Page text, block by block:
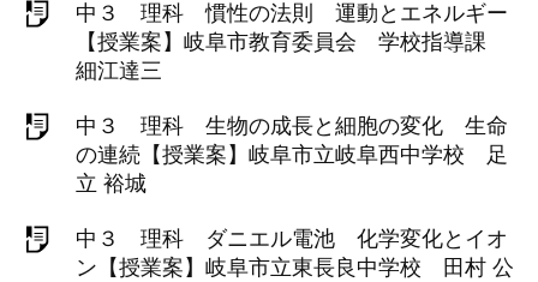
中３ 理科 慣性の法則 運動とエネルギー
【授業案】岐阜市教育委員会 学校指導課
細江達三
中３ 理科 生物の成長と細胞の変化 生命
の連続【授業案】岐阜市立岐阜西中学校 足
立 裕城
中３ 理科 ダニエル電池 化学変化とイオ
ン【授業案】岐阜市立東長良中学校 田村 公